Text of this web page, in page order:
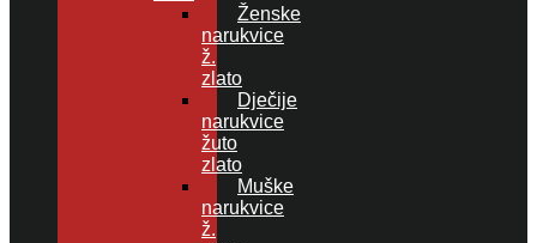
Ženske
narukvice
ž.
zlato
Dječije
narukvice
žuto
zlato
Muške
narukvice
ž.